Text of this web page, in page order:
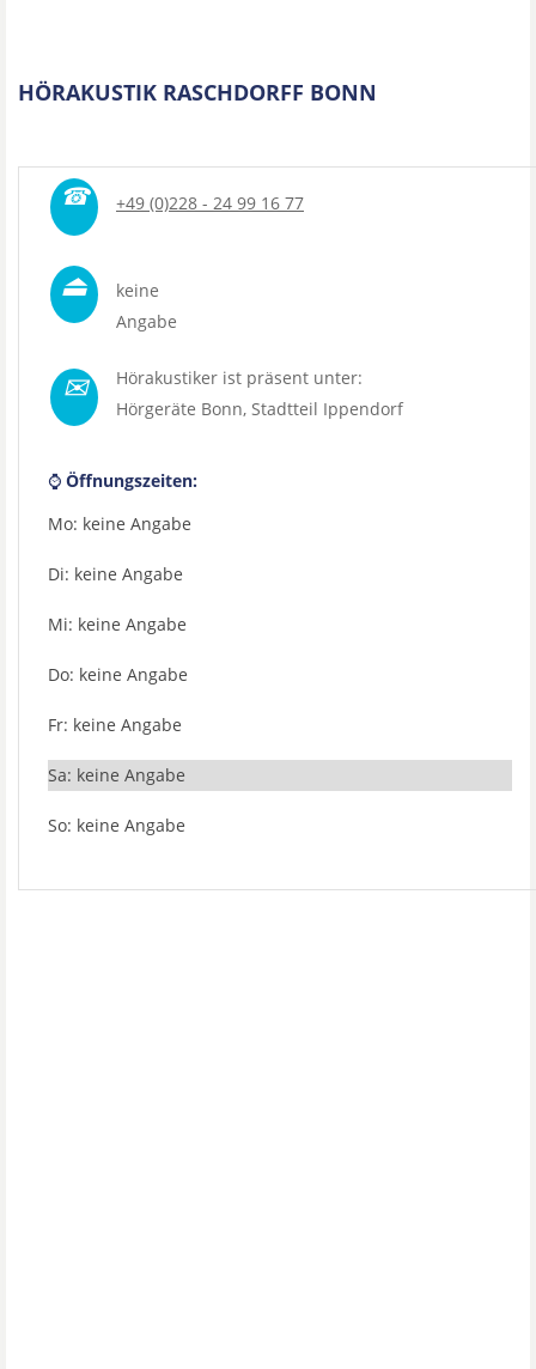
HÖRAKUSTIK RASCHDORFF BONN
☎ +49 (0)228 - 24 99 16 77
⏏
keine
Angabe
✉
Hörakustiker ist präsent unter:
Hörgeräte Bonn, Stadtteil Ippendorf
⌚ Öffnungszeiten:
Mo: keine Angabe
Di: keine Angabe
Mi: keine Angabe
Do: keine Angabe
Fr: keine Angabe
Sa: keine Angabe
So: keine Angabe